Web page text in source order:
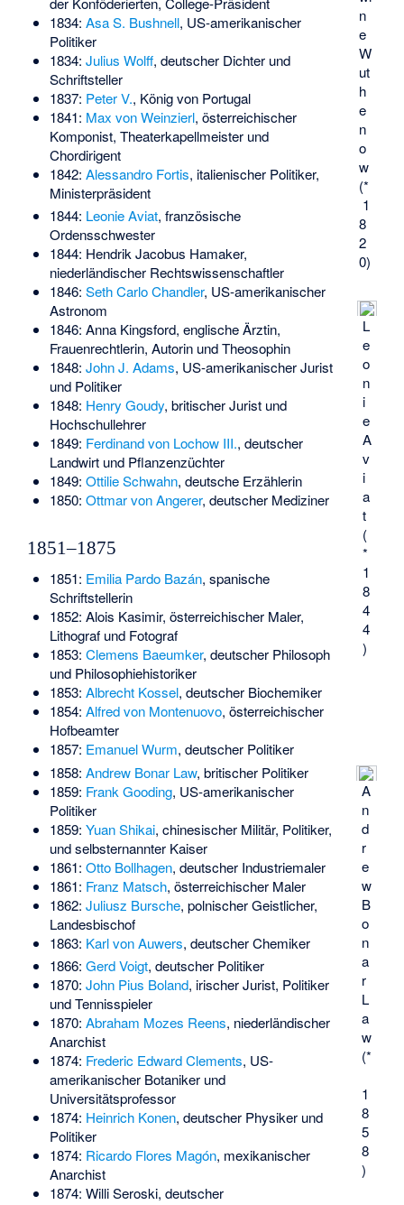
n
e
W
ut
h
e
n
o
w
(*
1
8
2
0)
1834: Asa S. Bushnell, US-amerikanischer
Politiker
1834: Julius Wolff, deutscher Dichter und
Schriftsteller
1837: Peter V., König von Portugal
1841: Max von Weinzierl, österreichischer
Komponist, Theaterkapellmeister und
Chordirigent
1842: Alessandro Fortis, italienischer Politiker,
Ministerpräsident
L
e
o
n
i
e
A
v
i
a
t
(
*
1
8
4
4
)
1844: Leonie Aviat, französische
Ordensschwester
1844: Hendrik Jacobus Hamaker,
niederländischer Rechtswissenschaftler
1846: Seth Carlo Chandler, US-amerikanischer
Astronom
1846: Anna Kingsford, englische Ärztin,
Frauenrechtlerin, Autorin und Theosophin
1848: John J. Adams, US-amerikanischer Jurist
und Politiker
1848: Henry Goudy, britischer Jurist und
Hochschullehrer
1849: Ferdinand von Lochow III., deutscher
Landwirt und Pflanzenzüchter
1849: Ottilie Schwahn, deutsche Erzählerin
1850: Ottmar von Angerer, deutscher Mediziner
1851–1875
1851: Emilia Pardo Bazán, spanische
Schriftstellerin
1852: Alois Kasimir, österreichischer Maler,
Lithograf und Fotograf
1853: Clemens Baeumker, deutscher Philosoph
und Philosophiehistoriker
1853: Albrecht Kossel, deutscher Biochemiker
1854: Alfred von Montenuovo, österreichischer
Hofbeamter
1857: Emanuel Wurm, deutscher Politiker
A
n
d
r
e
w
B
o
n
a
r
L
a
w
(*
1
8
5
8
)
1858: Andrew Bonar Law, britischer Politiker
1859: Frank Gooding, US-amerikanischer
Politiker
1859: Yuan Shikai, chinesischer Militär, Politiker,
und selbsternannter Kaiser
1861: Otto Bollhagen, deutscher Industriemaler
1861: Franz Matsch, österreichischer Maler
1862: Juliusz Bursche, polnischer Geistlicher,
Landesbischof
1863: Karl von Auwers, deutscher Chemiker
1866: Gerd Voigt, deutscher Politiker
1870: John Pius Boland, irischer Jurist, Politiker
und Tennisspieler
1870: Abraham Mozes Reens, niederländischer
Anarchist
1874: Frederic Edward Clements, US-
amerikanischer Botaniker und
Universitätsprofessor
1874: Heinrich Konen, deutscher Physiker und
Politiker
1874: Ricardo Flores Magón, mexikanischer
Anarchist
1874: Willi Seroski, deutscher